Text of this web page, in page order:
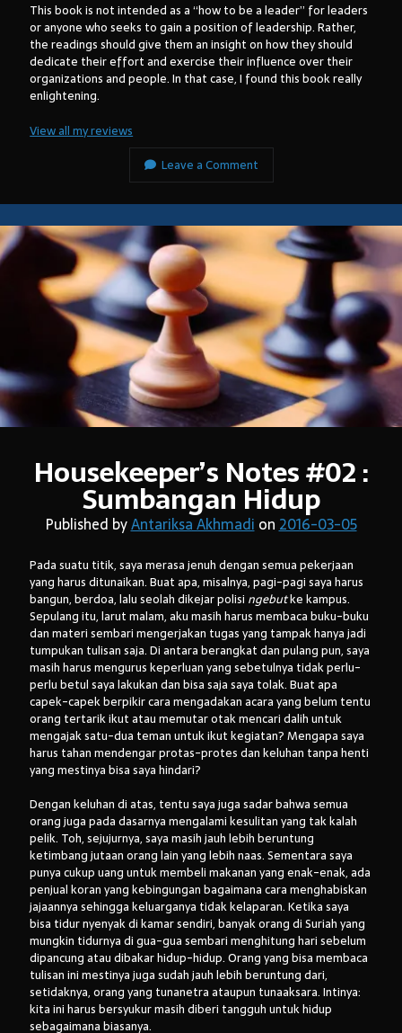
This book is not intended as a “how to be a leader” for leaders
or anyone who seeks to gain a position of leadership. Rather,
the readings should give them an insight on how they should
dedicate their effort and exercise their influence over their
organizations and people. In that case, I found this book really
enlightening.
View all my reviews
Leave a Comment
Housekeeper’s Notes #02 :
Sumbangan Hidup
Published byAntariksa Akhmadi on 2016-03-05
Pada suatu titik, saya merasa jenuh dengan semua pekerjaan
yang harus ditunaikan. Buat apa, misalnya, pagi-pagi saya harus
bangun, berdoa, lalu seolah dikejar polisi ngebutke kampus.
Sepulang itu, larut malam, aku masih harus membaca buku-buku
dan materi sembari mengerjakan tugas yang tampak hanya jadi
tumpukan tulisan saja. Di antara berangkat dan pulang pun, saya
masih harus mengurus keperluan yang sebetulnya tidak perlu-
perlu betul saya lakukan dan bisa saja saya tolak. Buat apa
capek-capek berpikir cara mengadakan acara yang belum tentu
orang tertarik ikut atau memutar otak mencari dalih untuk
mengajak satu-dua teman untuk ikut kegiatan? Mengapa saya
harus tahan mendengar protas-protes dan keluhan tanpa henti
yang mestinya bisa saya hindari?
Dengan keluhan di atas, tentu saya juga sadar bahwa semua
orang juga pada dasarnya mengalami kesulitan yang tak kalah
pelik. Toh, sejujurnya, saya masih jauh lebih beruntung
ketimbang jutaan orang lain yang lebih naas. Sementara saya
punya cukup uang untuk membeli makanan yang enak-enak, ada
penjual koran yang kebingungan bagaimana cara menghabiskan
jajaannya sehingga keluarganya tidak kelaparan. Ketika saya
bisa tidur nyenyak di kamar sendiri, banyak orang di Suriah yang
mungkin tidurnya di gua-gua sembari menghitung hari sebelum
dipancung atau dibakar hidup-hidup. Orang yang bisa membaca
tulisan ini mestinya juga sudah jauh lebih beruntung dari,
setidaknya, orang yang tunanetra ataupun tunaaksara. Intinya:
kita ini harus bersyukur masih diberi tangguh untuk hidup
sebagaimana biasanya.